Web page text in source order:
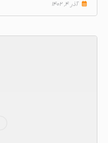
آذر ۴, ۱۴۰۲